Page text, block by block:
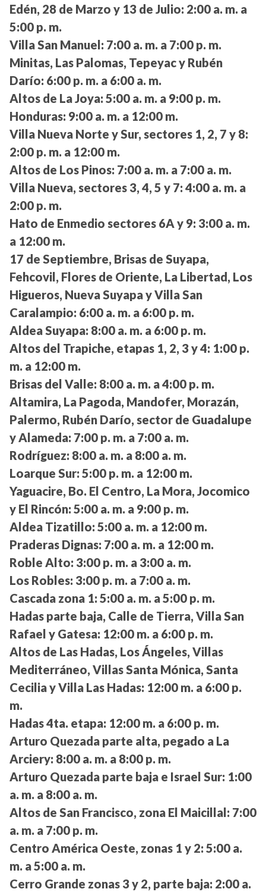
Edén, 28 de Marzo y 13 de Julio: 2:00 a. m. a
5:00 p. m.
Villa San Manuel: 7:00 a. m. a 7:00 p. m.
Minitas, Las Palomas, Tepeyac y Rubén
Darío: 6:00 p. m. a 6:00 a. m.
Altos de La Joya: 5:00 a. m. a 9:00 p. m.
Honduras: 9:00 a. m. a 12:00 m.
Villa Nueva Norte y Sur, sectores 1, 2, 7 y 8:
2:00 p. m. a 12:00 m.
Altos de Los Pinos: 7:00 a. m. a 7:00 a. m.
Villa Nueva, sectores 3, 4, 5 y 7: 4:00 a. m. a
2:00 p. m.
Hato de Enmedio sectores 6A y 9: 3:00 a. m.
a 12:00 m.
17 de Septiembre, Brisas de Suyapa,
Fehcovil, Flores de Oriente, La Libertad, Los
Higueros, Nueva Suyapa y Villa San
Caralampio: 6:00 a. m. a 6:00 p. m.
Aldea Suyapa: 8:00 a. m. a 6:00 p. m.
Altos del Trapiche, etapas 1, 2, 3 y 4: 1:00 p.
m. a 12:00 m.
Brisas del Valle: 8:00 a. m. a 4:00 p. m.
Altamira, La Pagoda, Mandofer, Morazán,
Palermo, Rubén Darío, sector de Guadalupe
y Alameda: 7:00 p. m. a 7:00 a. m.
Rodríguez: 8:00 a. m. a 8:00 a. m.
Loarque Sur: 5:00 p. m. a 12:00 m.
Yaguacire, Bo. El Centro, La Mora, Jocomico
y El Rincón: 5:00 a. m. a 9:00 p. m.
Aldea Tizatillo: 5:00 a. m. a 12:00 m.
Praderas Dignas: 7:00 a. m. a 12:00 m.
Roble Alto: 3:00 p. m. a 3:00 a. m.
Los Robles: 3:00 p. m. a 7:00 a. m.
Cascada zona 1: 5:00 a. m. a 5:00 p. m.
Hadas parte baja, Calle de Tierra, Villa San
Rafael y Gatesa: 12:00 m. a 6:00 p. m.
Altos de Las Hadas, Los Ángeles, Villas
Mediterráneo, Villas Santa Mónica, Santa
Cecilia y Villa Las Hadas: 12:00 m. a 6:00 p.
m.
Hadas 4ta. etapa: 12:00 m. a 6:00 p. m.
Arturo Quezada parte alta, pegado a La
Arciery: 8:00 a. m. a 8:00 p. m.
Arturo Quezada parte baja e Israel Sur: 1:00
a. m. a 8:00 a. m.
Altos de San Francisco, zona El Maicillal: 7:00
a. m. a 7:00 p. m.
Centro América Oeste, zonas 1 y 2: 5:00 a.
m. a 5:00 a. m.
Cerro Grande zonas 3 y 2, parte baja: 2:00 a.